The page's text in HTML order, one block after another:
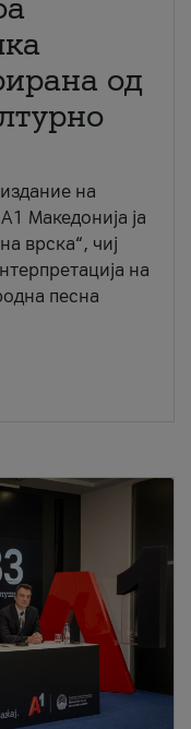
од
на
Македонија ја
врска“, чиј
на
песна